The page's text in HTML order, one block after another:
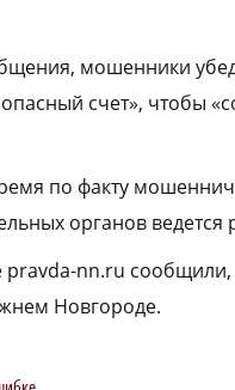
мошенники
счет», чтобы
по факту
органов ведется
pravda-nn.ru сообщили,
Новгороде.